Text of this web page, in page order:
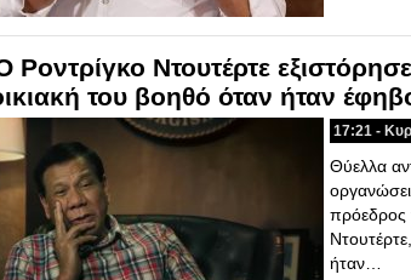
Ροντρίγκο Ντουτέρτε
του βοηθό όταν ήταν
17:21 -
Θύελλα
πρόεδρος
ήταν…